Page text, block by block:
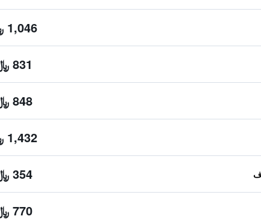
1,046 ﷼
831 ﷼
848 ﷼
1,432 ﷼
354 ﷼
770 ﷼